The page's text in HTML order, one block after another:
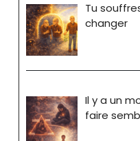
Tu
changer
Il y a un
faire